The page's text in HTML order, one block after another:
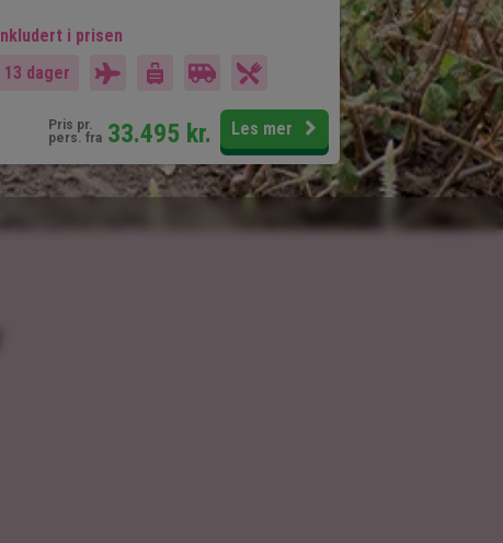
Inkludert i prisen
13 dager
Pris pr.
pers. fra 33.495 kr. Les mer